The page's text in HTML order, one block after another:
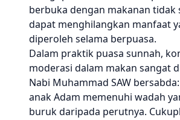
berbuka dengan makanan tidak
dapat menghilangkan manfaat
diperoleh selama berpuasa.
Dalam praktik puasa sunnah,
moderasi dalam makan sangat
Nabi Muhammad SAW
anak Adam memenuhi wadah
buruk daripada perutnya.